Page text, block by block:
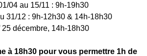
04 au 15/11 : 9h-19h30
31/12 : 9h-12h30 & 14h-18h30
25 décembre, 14h-18h30
à 18h30 pour vous permettre 1h de